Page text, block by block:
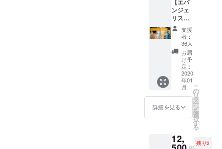
年6月30
日まで
権で
す。 ※
初回来
店時に
お渡し
しま
す。 ※
以下の
有効期
限の
内、初
回来店
時から3
か月間
限：
2020年
【エバ
ンジェ
リスト
会員
権】 当
店を応
援して
くださ
る常連
の方の
ために
特別に
用意し
た会員
権で
す。 新
客さん
を連れ
支援
者：
36人
お届
け予
定：
2020
年01
月
詳細を見る
こ
の
リ
タ
ー
ン
を
選
択
す
る
12, 残り2